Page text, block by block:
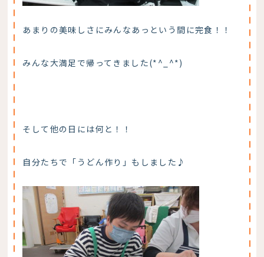
あまりの美味しさにみんなあっという間に完食！！
みんな大満足で帰ってきました(*^_^*)
そして他の日には何と！！
自分たちで「うどん作り」もしました♪